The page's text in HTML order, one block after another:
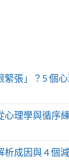
張」？5 個
心理學與循序
析成因與 4 個